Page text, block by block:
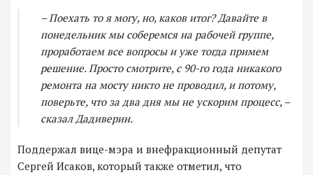
– Поехать то я могу, но, каков итог? Давайте в
понедельник мы соберемся на рабочей группе,
проработаем все вопросы и уже тогда примем
решение. Просто смотрите, с 90-го года никакого
ремонта на мосту никто не проводил, и потому,
поверьте, что за два дня мы не ускорим процесс, –
сказал Дадиверин.
Поддержал вице-мэра и внефракционный депутат
Сергей Исаков, который также отметил, что